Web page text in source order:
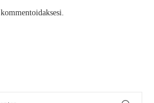
kommentoidaksesi.